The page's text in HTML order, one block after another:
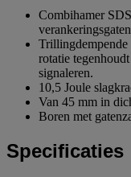
Combihamer
Trillingdempende
rotatie
signaleren.
10,5 Joule
Van 45 mm in
Boren met
Specificaties